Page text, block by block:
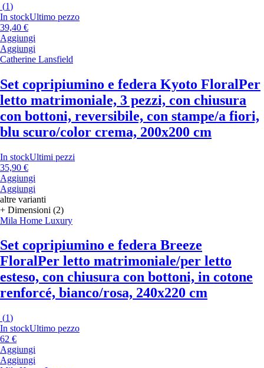
(1)
In stockUltimo pezzo
39,40 €
Aggiungi
Aggiungi
Catherine Lansfield
Set copripiumino e federa Kyoto FloralPer
letto matrimoniale, 3 pezzi, con chiusura
con bottoni, reversibile, con stampe/a fiori,
blu scuro/color crema, 200x200 cm
In stockUltimi pezzi
35,90 €
Aggiungi
Aggiungi
altre varianti
+ Dimensioni (2)
Mila Home Luxury
Set copripiumino e federa Breeze
FloralPer letto matrimoniale/per letto
esteso, con chiusura con bottoni, in cotone
renforcé, bianco/rosa, 240x220 cm
(1)
In stockUltimo pezzo
62 €
Aggiungi
Aggiungi